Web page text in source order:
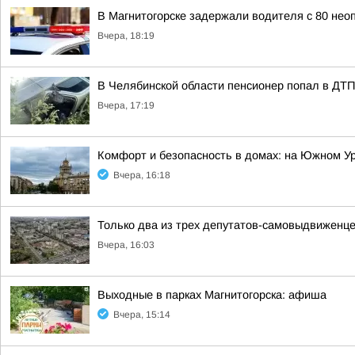
В Магнитогорске задержали водителя с 80
Вчера, 18:19
В Челябинской области пенсионер попал в
Вчера, 17:19
Комфорт и безопасность в домах: на Южном
Вчера, 16:18
Только два из трех депутатов-
Вчера, 16:03
Выходные в парках Магнитогорска: афиша
Вчера, 15:14